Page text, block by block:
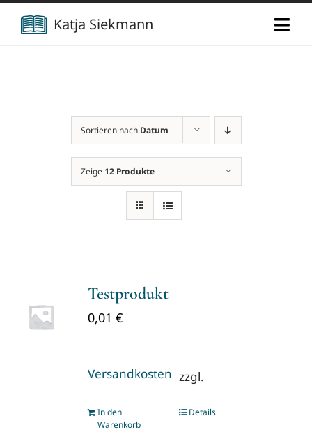
Zum
Inhalt
Katja Siekmann
Über mich
Berufliche Vita
Verlag
Sortieren nach Datum
Zeige 12 Produkte
Testprodukt
0,01 €
zzgl.
Versandkosten
In den
Warenkorb
Details